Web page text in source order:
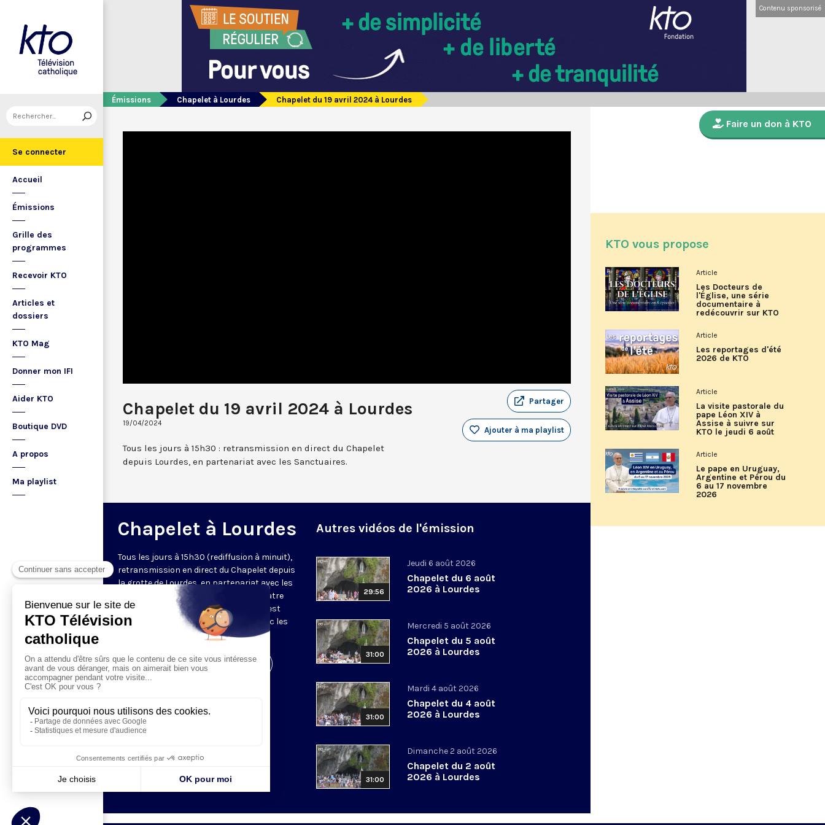
Se connecter
Accueil
Émissions
Grille des
programmes
Recevoir KTO
Articles et
dossiers
KTO Mag
Donner mon IFI
Aider KTO
Boutique DVD
A propos
Ma playlist
Contenu sponsorisé
Émissions Chapelet à Lourdes Chapelet du 19 avril 2024 à Lourdes
Chapelet du 19 avril 2024 à Lourdes
19/04/2024
Partager
Ajouter à ma playlist
Tous les jours à 15h30 : retransmission en direct du Chapelet
depuis Lourdes, en partenariat avec les Sanctuaires.
Chapelet à Lourdes
Tous les jours à 15h30 (rediffusion à minuit),
retransmission en direct du Chapelet depuis
la grotte de Lourdes, en partenariat avec les
Sanctuaires. Chaque jour, l'une des quatre
méditations des mystères du Rosaire est
proposée en communion de prière avec les
Visiter la page de l'émission
Autres vidéos de l'émission
29:56
Jeudi 6 août 2026
Chapelet du 6 août
2026 à Lourdes
31:00
Mercredi 5 août 2026
Chapelet du 5 août
2026 à Lourdes
31:00
Mardi 4 août 2026
Chapelet du 4 août
2026 à Lourdes
31:00
Dimanche 2 août 2026
Chapelet du 2 août
2026 à Lourdes
Faire un don à KTO
KTO vous propose
Article
Les Docteurs de
l'Église, une série
documentaire à
redécouvrir sur KTO
Article
Les reportages d'été
2026 de KTO
Article
La visite pastorale du
pape Léon XIV à
Assise à suivre sur
KTO le jeudi 6 août
Article
Le pape en Uruguay,
Argentine et Pérou du
6 au 17 novembre
2026